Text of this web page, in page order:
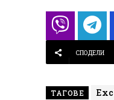
СПОДЕЛИ
ТАГОВЕ